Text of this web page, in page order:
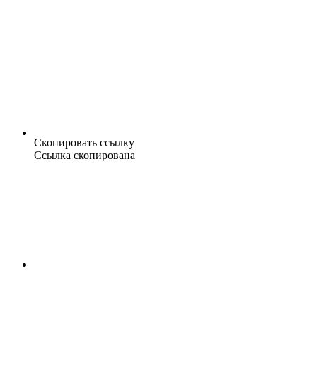
Скопировать ссылку
Ссылка скопирована